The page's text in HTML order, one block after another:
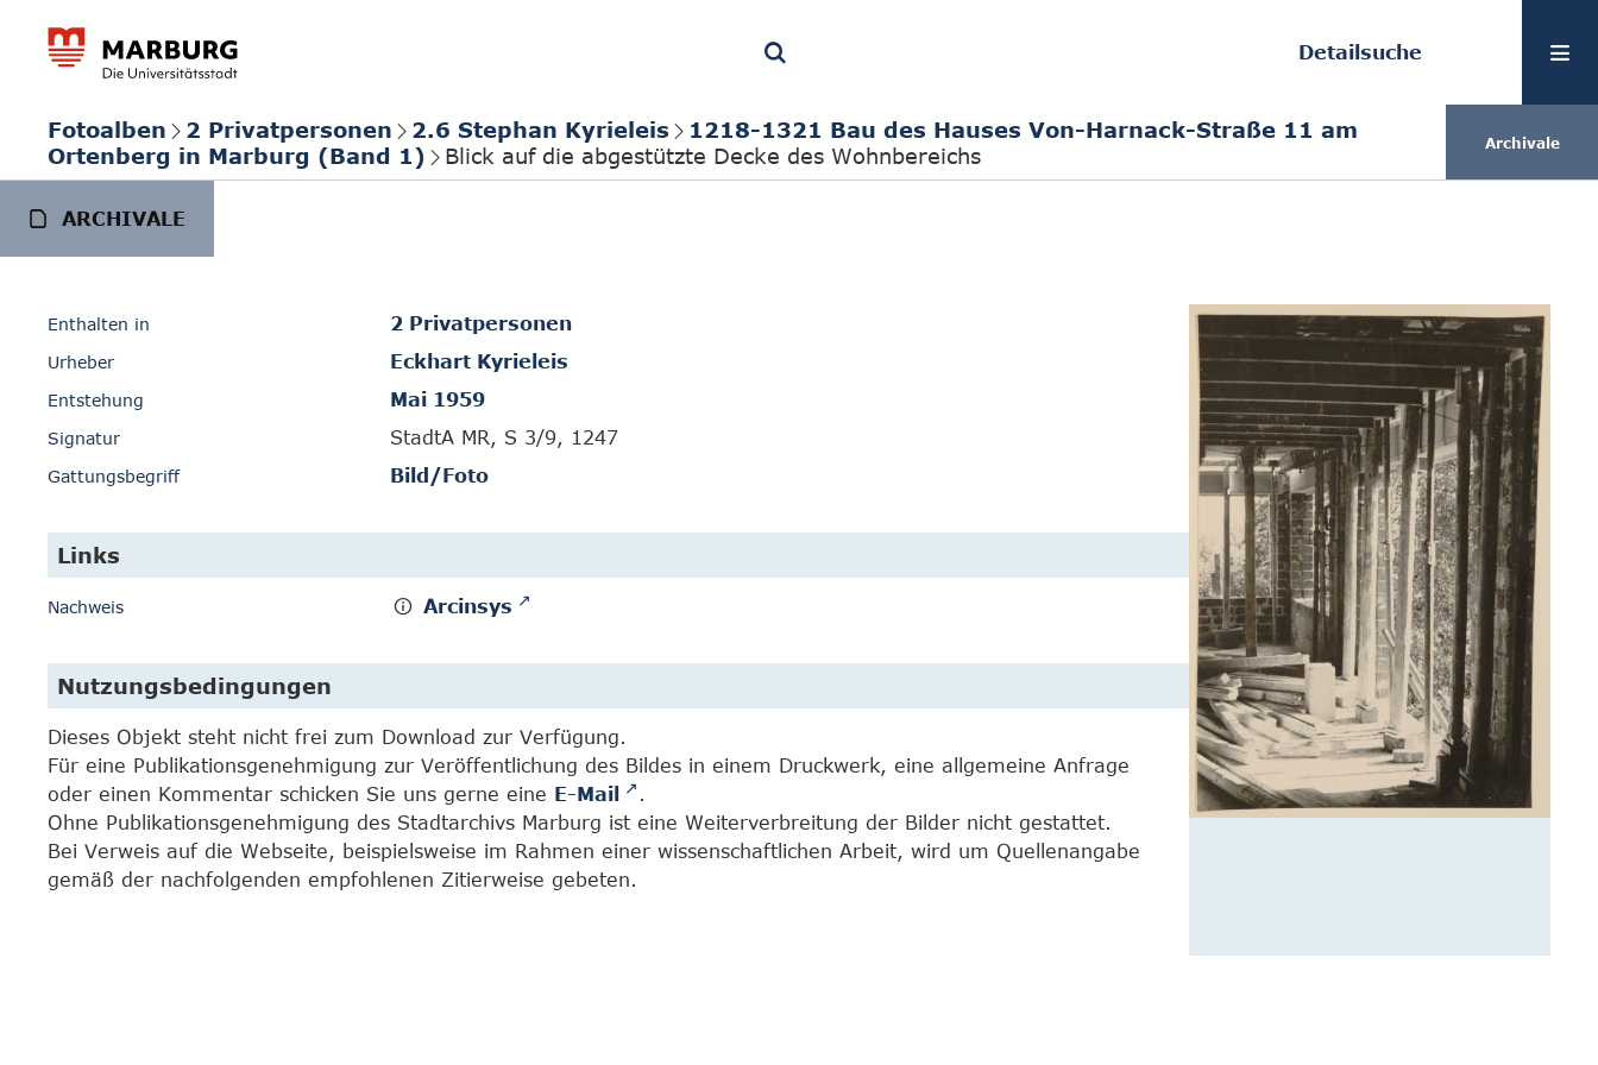
Detailsuche
Fotoalben 2 Privatpersonen 2.6 Stephan Kyrieleis
1218-1321 Bau des Hauses Von-Harnack-Straße 11 am
Ortenberg in Marburg (Band 1)
Blick auf die abgestützte Decke des Wohnbereichs Archivale
ARCHIVALE
Enthalten in 2 Privatpersonen
Urheber Eckhart Kyrieleis
Entstehung Mai 1959
Signatur StadtA MR, S 3/9, 1247
Gattungsbegriff Bild/Foto
Links
Nachweis Arcinsys
Nutzungsbedingungen
Dieses Objekt steht nicht frei zum Download zur Verfügung.
Für eine Publikationsgenehmigung zur Veröffentlichung des Bildes in einem Druckwerk, eine allgemeine Anfrage
oder einen Kommentar schicken Sie uns gerne eine E-Mail
.
Ohne Publikationsgenehmigung des Stadtarchivs Marburg ist eine Weiterverbreitung der Bilder nicht gestattet.
Bei Verweis auf die Webseite, beispielsweise im Rahmen einer wissenschaftlichen Arbeit, wird um Quellenangabe
gemäß der nachfolgenden empfohlenen Zitierweise gebeten.